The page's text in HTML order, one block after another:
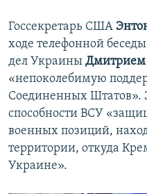
Госсекретарь США
ходе телефонной
дел Украины Дмитрием
«непоколебимую
Соединенных Штатов».
способности ВСУ
военных позиций,
территории, откуда
Украине».